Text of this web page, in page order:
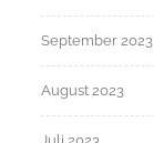
September 2023
August 2023